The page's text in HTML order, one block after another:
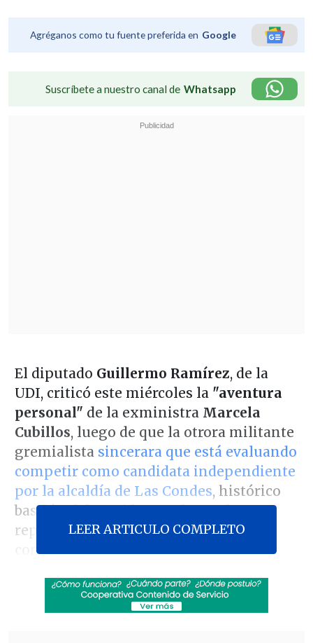
Agréganos como tu fuente preferida en Google
Suscríbete a nuestro canal de Whatsapp
El diputado Guillermo Ramírez, de la
UDI, criticó este miércoles la"aventura
personal" de la exministra Marcela
Cubillos, luego de que la otrora militante
gremialista sincerara que está evaluando
competir como candidata independiente
por la alcaldía de Las Condes, histórico
bastión del partido y en la que los
republicanos expresaron intención de
competir.
Su decisión de"ir por fuera" puede
"terminar generando un desastre
LEER ARTICULO COMPLETO